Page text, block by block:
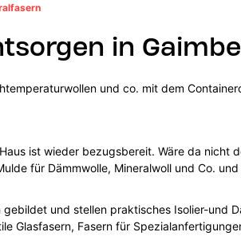
in
und co. mit dem
ist wieder bezugsbereit. Wäre da nicht
für Dämmwolle, Mineralwoll und Co.
und stellen praktisches Isolier-und
Glasfasern, Fasern für